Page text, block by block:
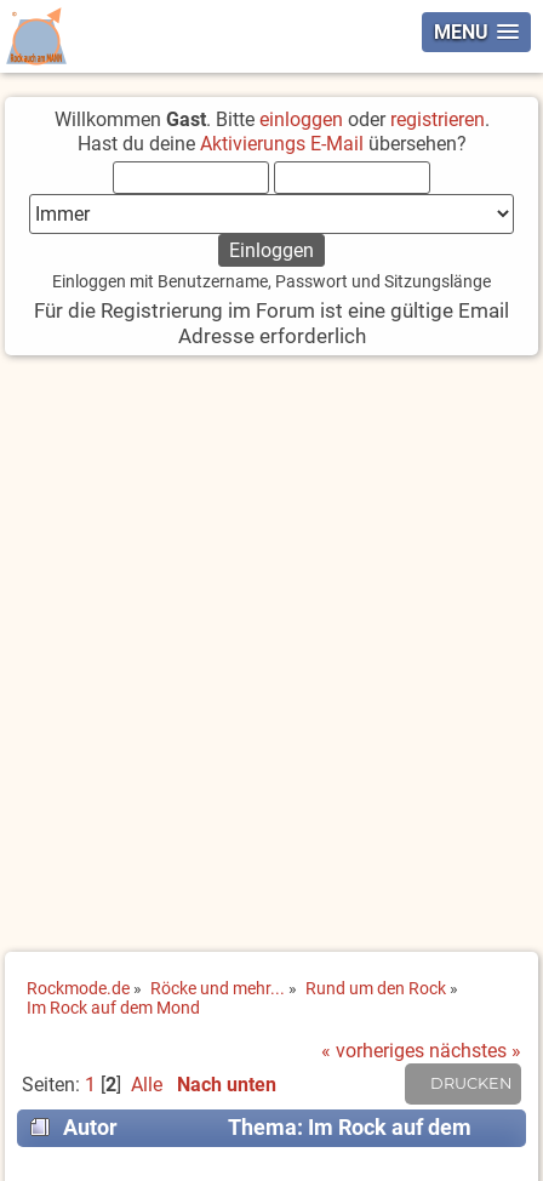
MENU
Willkommen Gast. Bitte einloggen oder registrieren.
Hast du deine Aktivierungs E-Mail übersehen?
Einloggen mit Benutzername, Passwort und Sitzungslänge
Für die Registrierung im Forum ist eine gültige Email
Adresse erforderlich
Rockmode.de » Röcke und mehr... » Rund um den Rock »
Im Rock auf dem Mond
« vorheriges nächstes »
DRUCKEN
Seiten: 1 [2] Alle Nach unten
Autor
Thema: Im Rock auf dem